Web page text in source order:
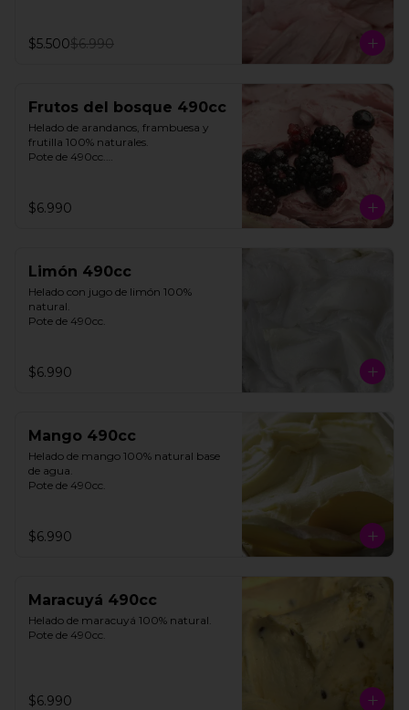
$5.500$6.990
Frutos del bosque 490cc
Helado de arandanos, frambuesa y
frutilla 100% naturales.
Pote de 490cc.
$6.990
Limón 490cc
Helado con jugo de limón 100%
natural.
Pote de 490cc.
$6.990
Mango 490cc
Helado de mango 100% natural base
de agua.
Pote de 490cc.
$6.990
Maracuyá 490cc
Helado de maracuyá 100% natural.
Pote de 490cc.
$6.990